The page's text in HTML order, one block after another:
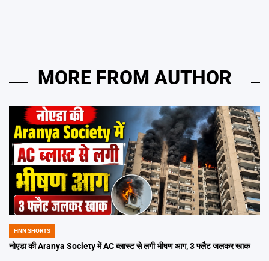
MORE FROM AUTHOR
POSTED
IN
HNN SHORTS
नोएडा की Aranya Society में AC ब्लास्ट से लगी भीषण आग, 3 फ्लैट जलकर खाक